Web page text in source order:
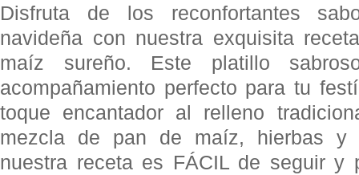
Disfruta de los reconfortantes
navideña con nuestra exquisita
maíz sureño. Este platillo
acompañamiento perfecto para tu
toque encantador al relleno
mezcla de pan de maíz, hierbas y
nuestra receta es FÁCIL de seguir